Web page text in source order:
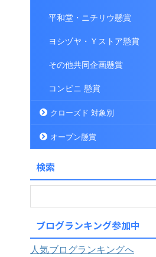
平和堂・ニチリウ懸賞
ヨシヅヤ・Ｙストア懸賞
その他共同企画懸賞
コンビニ 懸賞
クローズド 対象別
オープン懸賞
検索
ブログランキング参加中
人気ブログランキングへ